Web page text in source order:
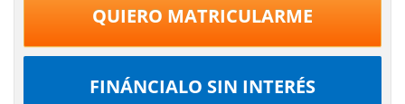
QUIERO MATRICULARME
FINÁNCIALO SIN INTERÉS